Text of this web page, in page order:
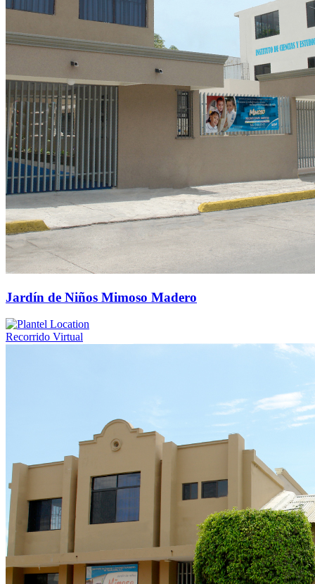
Jardín de Niños Mimoso Madero
Recorrido Virtual